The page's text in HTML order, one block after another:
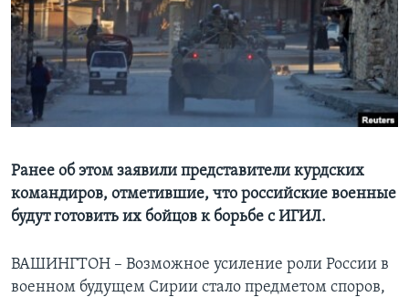
Learning English
СОЦИАЛЬНЫЕ СЕТИ
Языки
Ранее об этом заявили представители курдских
командиров, отметившие, что российские военные
будут готовить их бойцов к борьбе с ИГИЛ.
ВАШИНГТОН – Возможное усиление роли России в
военном будущем Сирии стало предметом споров,